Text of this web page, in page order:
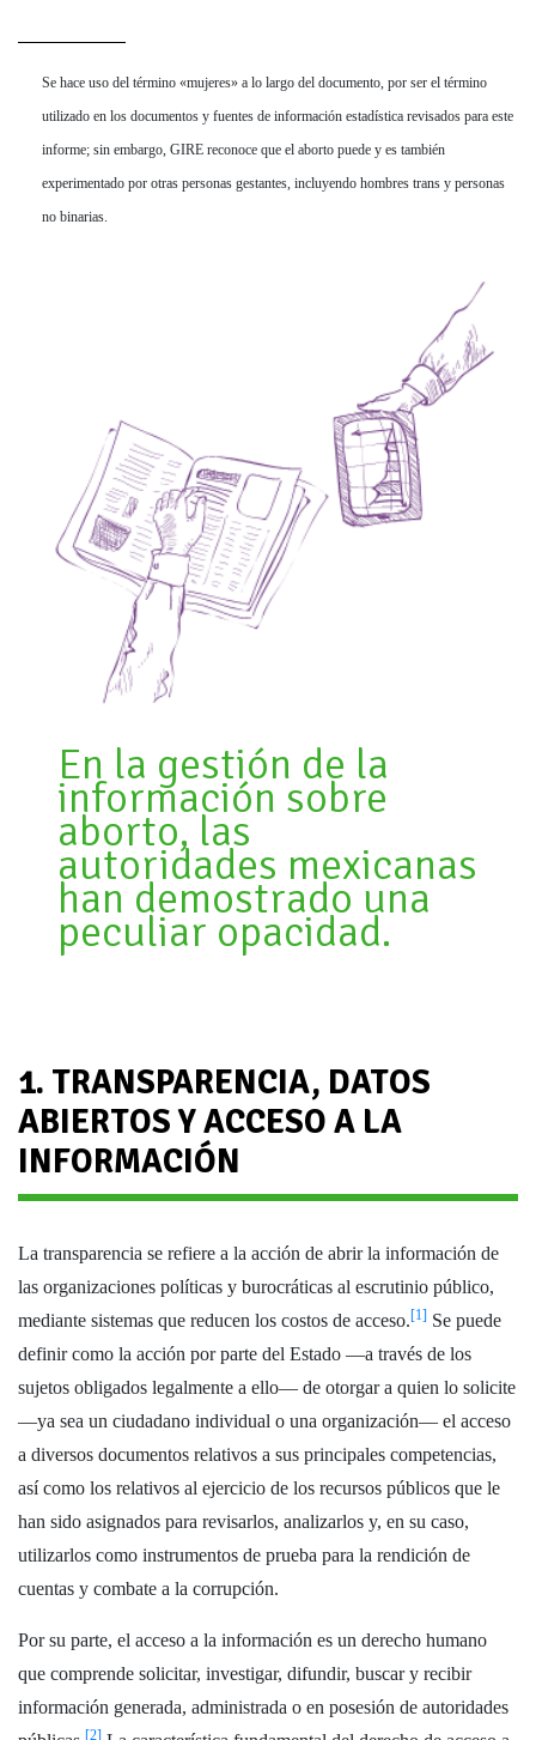
Se hace uso del término «mujeres» a lo largo del documento, por ser el término
utilizado en los documentos y fuentes de información estadística revisados para este
informe; sin embargo, GIRE reconoce que el aborto puede y es también
experimentado por otras personas gestantes, incluyendo hombres trans y personas
no binarias.
En la gestión de la
información sobre
aborto, las
autoridades mexicanas
han demostrado una
peculiar opacidad.
1. TRANSPARENCIA, DATOS
ABIERTOS Y ACCESO A LA
INFORMACIÓN
La transparencia se refiere a la acción de abrir la información de
las organizaciones políticas y burocráticas al escrutinio público,
mediante sistemas que reducen los costos de acceso.[1] Se puede
definir como la acción por parte del Estado —a través de los
sujetos obligados legalmente a ello— de otorgar a quien lo solicite
—ya sea un ciudadano individual o una organización— el acceso
a diversos documentos relativos a sus principales competencias,
así como los relativos al ejercicio de los recursos públicos que le
han sido asignados para revisarlos, analizarlos y, en su caso,
utilizarlos como instrumentos de prueba para la rendición de
cuentas y combate a la corrupción.
Por su parte, el acceso a la información es un derecho humano
que comprende solicitar, investigar, difundir, buscar y recibir
información generada, administrada o en posesión de autoridades
[2]